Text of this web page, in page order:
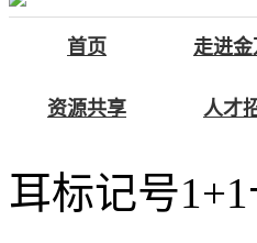
首页 走进
资源共享 人才
耳标记号